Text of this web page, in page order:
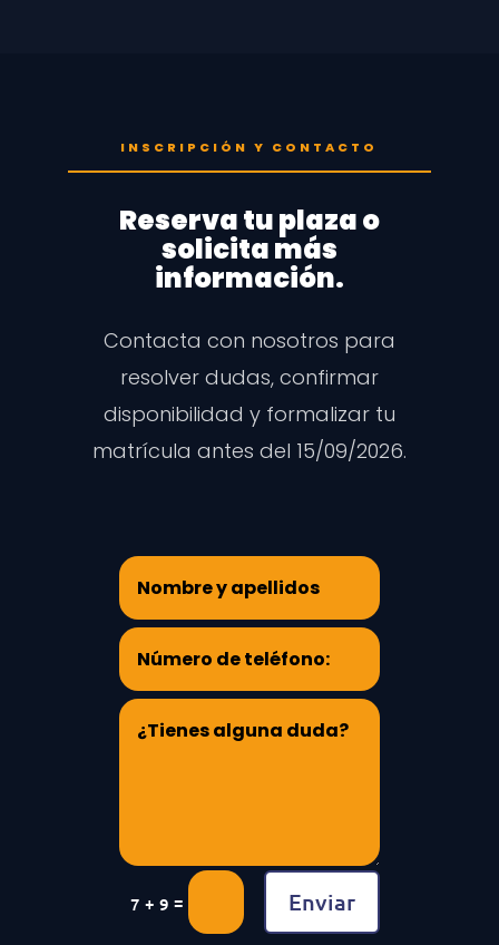
INSCRIPCIÓN Y CONTACTO
Reserva tu plaza o
solicita más
información.
Contacta con nosotros para
resolver dudas, confirmar
disponibilidad y formalizar tu
matrícula antes del 15/09/2026.
7 + 9 = Enviar